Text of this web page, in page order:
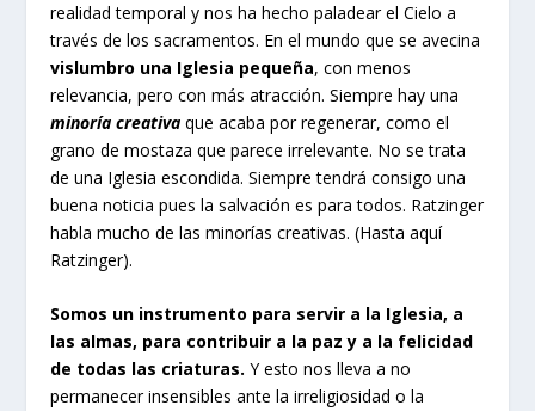
realidad temporal y nos ha hecho paladear el Cielo a
través de los sacramentos. En el mundo que se avecina
vislumbro una Iglesia pequeña, con menos
relevancia, pero con más atracción. Siempre hay una
minoría creativaque acaba por regenerar, como el
grano de mostaza que parece irrelevante. No se trata
de una Iglesia escondida. Siempre tendrá consigo una
buena noticia pues la salvación es para todos. Ratzinger
habla mucho de las minorías creativas. (Hasta aquí
Ratzinger).
Somos un instrumento para servir a la Iglesia, a
las almas, para contribuir a la paz y a la felicidad
de todas las criaturas.Y esto nos lleva a no
permanecer insensibles ante la irreligiosidad o la